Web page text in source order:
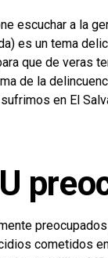
escuchar a la
es un tema
que de veras
de la
en El
cometidos